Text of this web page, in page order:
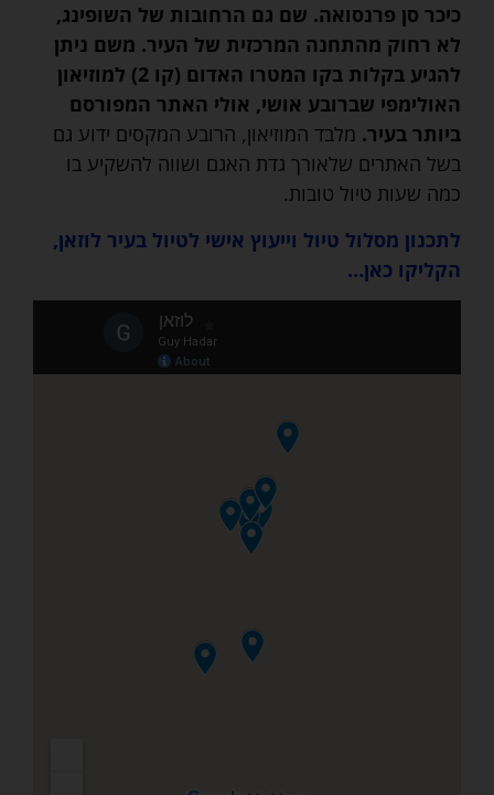
כיכר סן פרנסואה. שם גם הרחובות של השופינג,
לא רחוק מהתחנה המרכזית של העיר. משם ניתן
להגיע בקלות בקו המטרו האדום (קו 2) למוזיאון
האולימפי שברובע אושי, אולי האתר המפורסם
ביותר בעיר.מלבד המוזיאון, הרובע המקסים ידוע גם
בשל האתרים שלאורך גדת האגם ושווה להשקיע בו
כמה שעות טיול טובות.
לתכנון מסלול טיול וייעוץ אישי לטיול בעיר לוזאן,
הקליקו כאן…